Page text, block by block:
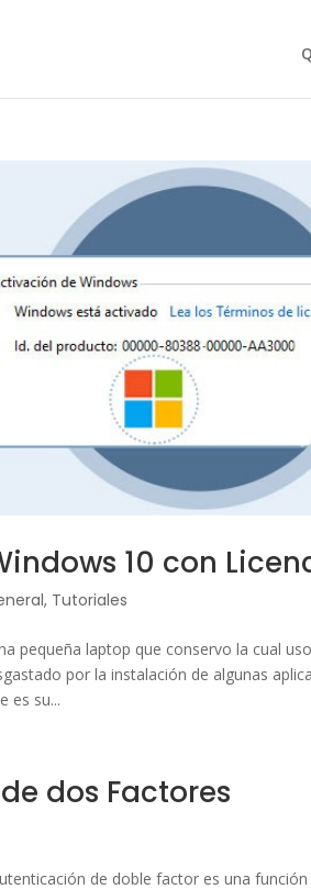
10 con
, Tutoriales
pequeña laptop que conservo la cual
por la instalación de algunas
es su...
dos Factores
de doble factor es una